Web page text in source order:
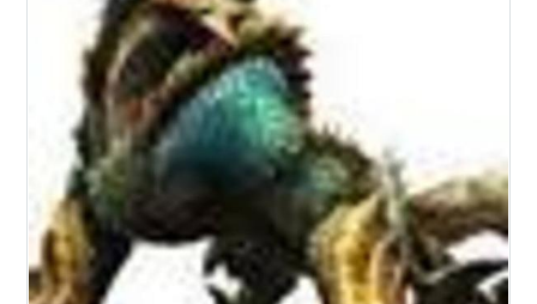
beatmania APPEND 3rdMIX
beatmania APPEND GOTTAMIX
beatmania APPEND 4thMIX
beatmania APPEND 5thMIX
beatmania BEST HITS
beatmania featuring Dreams Come True
beatmania APPEND GOTTAMIX2
beatmania 6thMIX+CORE REMIX
THE SOUND OF TOKYO beatmania 小西康陽プロデュ